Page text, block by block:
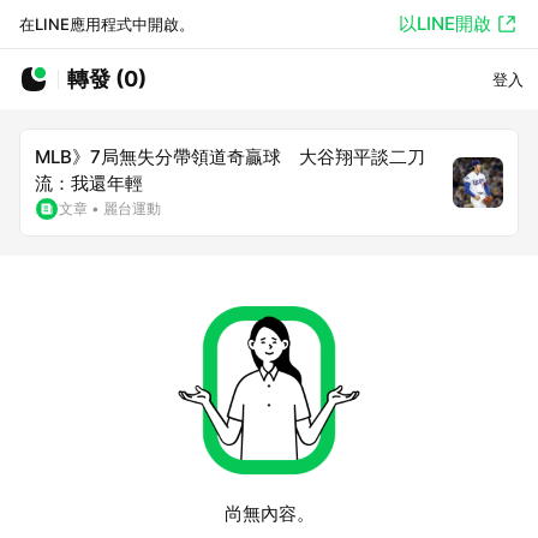
在LINE應用程式中開啟。 以LINE開啟
轉發 (0) 登入
MLB》7局無失分帶領道奇贏球 大谷翔平談二刀
流：我還年輕
文章 • 麗台運動
尚無內容。